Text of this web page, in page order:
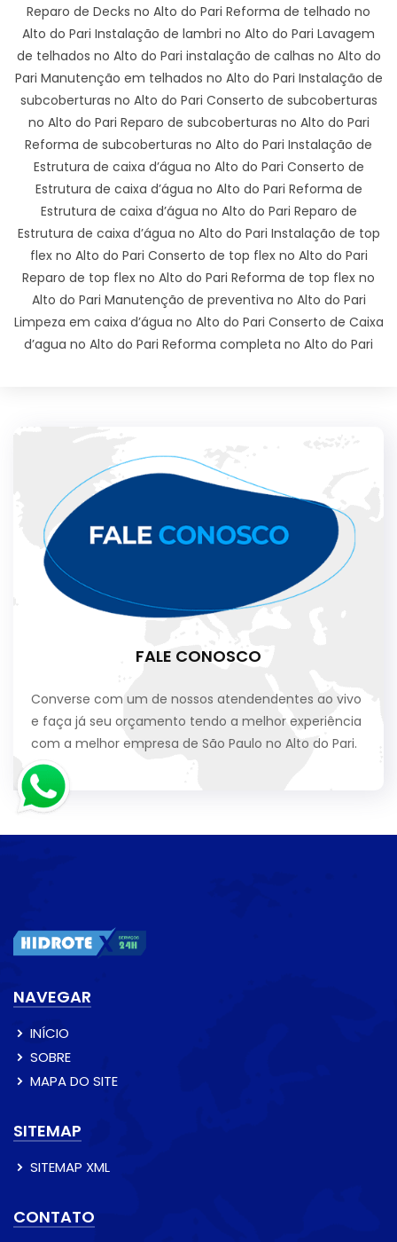
Reparo de Decks no Alto do Pari Reforma de telhado no
Alto do Pari Instalação de lambri no Alto do Pari Lavagem
de telhados no Alto do Pari instalação de calhas no Alto do
Pari Manutenção em telhados no Alto do Pari Instalação de
subcoberturas no Alto do Pari Conserto de subcoberturas
no Alto do Pari Reparo de subcoberturas no Alto do Pari
Reforma de subcoberturas no Alto do Pari Instalação de
Estrutura de caixa d’água no Alto do Pari Conserto de
Estrutura de caixa d’água no Alto do Pari Reforma de
Estrutura de caixa d’água no Alto do Pari Reparo de
Estrutura de caixa d’água no Alto do Pari Instalação de top
flex no Alto do Pari Conserto de top flex no Alto do Pari
Reparo de top flex no Alto do Pari Reforma de top flex no
Alto do Pari Manutenção de preventiva no Alto do Pari
Limpeza em caixa d’água no Alto do Pari Conserto de Caixa
d’agua no Alto do Pari Reforma completa no Alto do Pari
FALE CONOSCO
Converse com um de nossos atendendentes ao vivo
e faça já seu orçamento tendo a melhor experiência
com a melhor empresa de São Paulo no Alto do Pari.
NAVEGAR
INÍCIO
SOBRE
MAPA DO SITE
SITEMAP
SITEMAP XML
CONTATO